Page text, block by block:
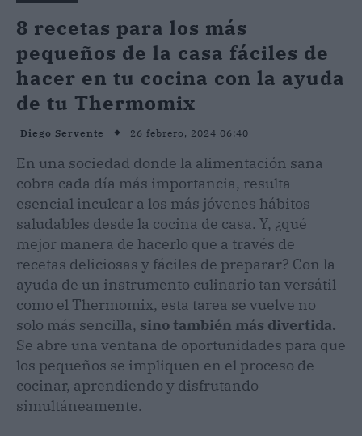
8 recetas para los más
pequeños de la casa fáciles de
hacer en tu cocina con la ayuda
de tu Thermomix
Diego Servente 26 febrero, 2024 06:40
En una sociedad donde la alimentación sana
cobra cada día más importancia, resulta
esencial inculcar a los más jóvenes hábitos
saludables desde la cocina de casa. Y, ¿qué
mejor manera de hacerlo que a través de
recetas deliciosas y fáciles de preparar? Con la
ayuda de un instrumento culinario tan versátil
como el Thermomix, esta tarea se vuelve no
solo más sencilla, sino también más divertida.
Se abre una ventana de oportunidades para que
los pequeños se impliquen en el proceso de
cocinar, aprendiendo y disfrutando
simultáneamente.